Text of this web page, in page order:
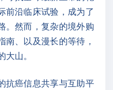
前沿临床试验，成为了
。然而，复杂的境外购
、以及漫长的等待，
山。
抗癌信息共享与互助平